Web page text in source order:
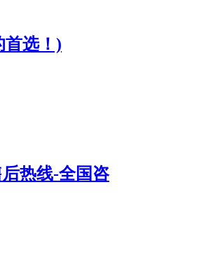
首选！)
热线-全国咨